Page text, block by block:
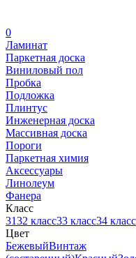
0
Ламинат
Паркетная доска
Виниловый пол
Пробка
Подложка
Плинтус
Инженерная доска
Массивная доска
Пороги
Паркетная химия
Аксессуары
Линолеум
Фанера
Класс
3132 класс33 класс34 класс
Цвет
БежевыйВинтаж